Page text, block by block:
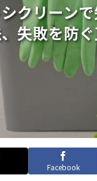
クリーン
失敗を防
Facebook